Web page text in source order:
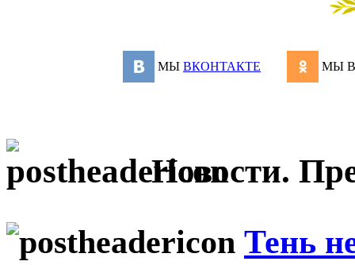
МЫ ВКОНТАКТЕ МЫ
Новости.
Тень